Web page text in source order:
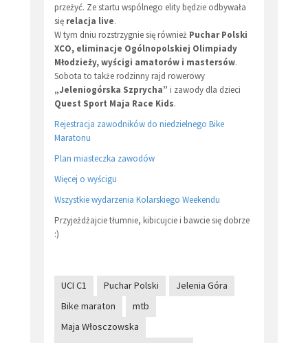
przeżyć. Ze startu wspólnego elity będzie odbywała
się relacja live.
W tym dniu rozstrzygnie się również Puchar Polski
XCO, eliminacje Ogólnopolskiej Olimpiady
Młodzieży, wyścigi amatorów i mastersów.
Sobota to także rodzinny rajd rowerowy
„Jeleniogórska Szprycha” i zawody dla dzieci
Quest Sport Maja Race Kids.
Rejestracja zawodników do niedzielnego Bike
Maratonu
Plan miasteczka zawodów
Więcej o wyścigu
Wszystkie wydarzenia Kolarskiego Weekendu
Przyjeżdżajcie tłumnie, kibicujcie i bawcie się dobrze
:)
UCI C1 Puchar Polski
​Jelenia Góra
Bike maraton
mtb
Maja Włosczowska